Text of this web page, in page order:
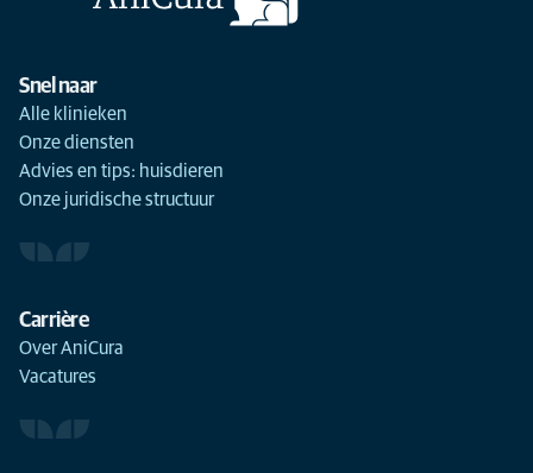
Snel naar
Alle klinieken
Onze diensten
Advies en tips: huisdieren
Onze juridische structuur
Carrière
Over AniCura
Vacatures